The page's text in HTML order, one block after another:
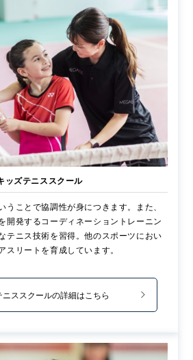
ッズテニススクール
うことで協調性が身につきます。また、
開発するコーディネーショントレーニン
テニス技術を習得。他のスポーツにおい
スリートを育成しています。
ニススクールの詳細はこちら